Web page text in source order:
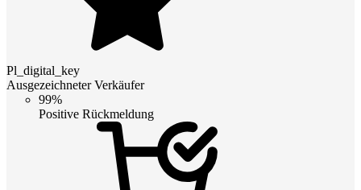
Pl_digital_key
Ausgezeichneter Verkäufer
99%
Positive Rückmeldung